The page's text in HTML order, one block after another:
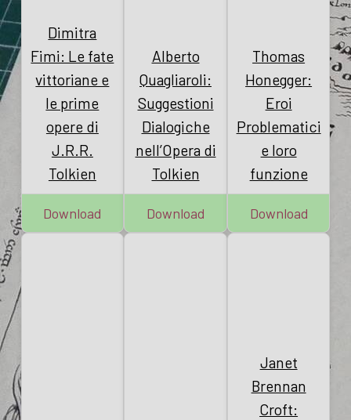
Dimitra
Fimi: Le fate
vittoriane e
le prime
opere di
J.R.R.
Tolkien
Download
Alberto
Quagliaroli:
Suggestioni
Dialogiche
nell’Opera di
Tolkien
Download
Thomas
Honegger:
Eroi
Problematici
e loro
funzione
Download
Janet
Brennan
Croft: